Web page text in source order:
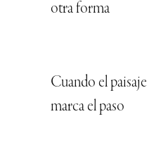
otra forma
Cuando el paisaje
marca el paso